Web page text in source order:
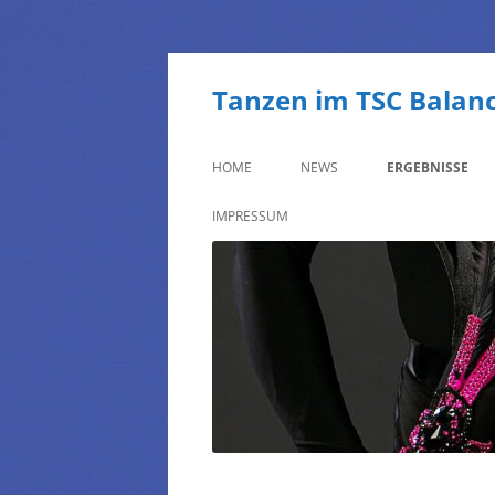
Tanzen im TSC
HOME NEWS
NEWS ARCHIVE 2024
NEWS ARCHIVE 2023
ERGEBNISSE
ERGEBNISSE
ERGEBNISSE
IMPRESSUM